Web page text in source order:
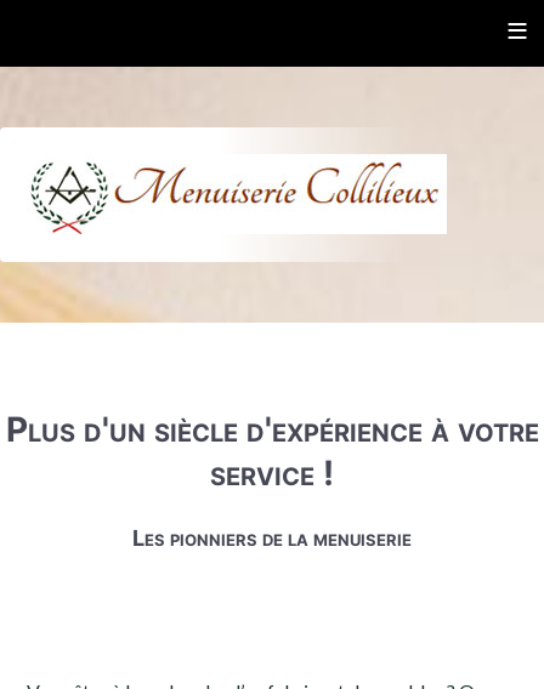
≡
Plus d'un siècle d'expérience à votre
service !
Les pionniers de la menuiserie